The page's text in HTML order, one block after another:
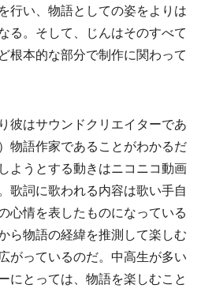
行い、物語としての姿をよりは
る。そして、じんはそのすべて
根本的な部分で制作に関わって
彼はサウンドクリエイターであ
物語作家であることがわかるだ
ようとする動きはニコニコ動画
歌詞に歌われる内容は歌い手自
心情を表したものになっている
ら物語の経緯を推測して楽しむ
がっているのだ。中高生が多い
にとっては、物語を楽しむこと